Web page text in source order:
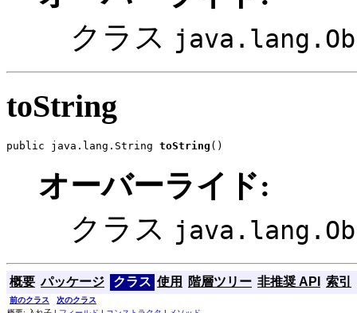
クラス
toString
public java.lang.String toString ()
オーバーライド:
クラス
概要 パッケージ クラス 使用 階層ツリー 非推奨 API 索引
前のクラス
次のクラス